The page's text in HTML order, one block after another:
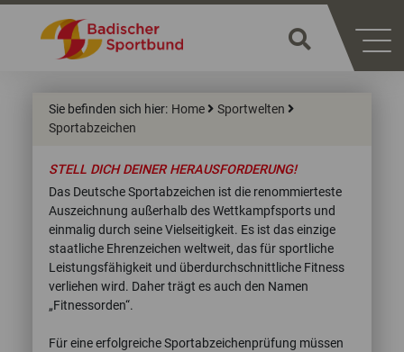
Sie befinden sich hier: Home
Sportwelten
Sportabzeichen
STELL DICH DEINER HERAUSFORDERUNG!
Das Deutsche Sportabzeichen ist die renommierteste
Auszeichnung außerhalb des Wettkampfsports und
einmalig durch seine Vielseitigkeit. Es ist das einzige
staatliche Ehrenzeichen weltweit, das für sportliche
Leistungsfähigkeit und überdurchschnittliche Fitness
verliehen wird. Daher trägt es auch den Namen
„Fitnessorden“.
Für eine erfolgreiche Sportabzeichenprüfung müssen